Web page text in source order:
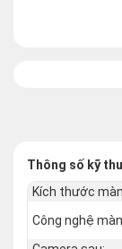
Thông số kỹ
Kích thước
Công nghệ